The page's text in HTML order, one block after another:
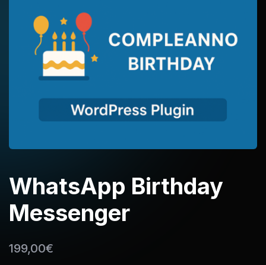
WhatsApp Birthday
Messenger
199,00€